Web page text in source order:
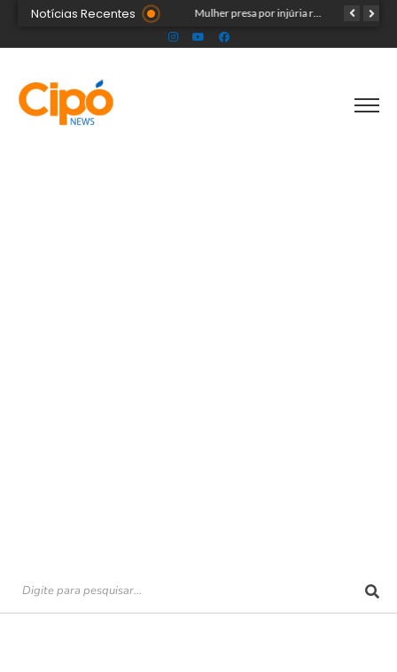
Notícias Recentes
Público ainda pode garantir entrada para show do Som & Louvor na Expoacre nesta sexta Seadh repudia ataque racista contra Rainha da Expoacre 2026 e reforça combate à discriminação